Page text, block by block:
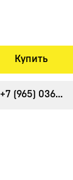
Купить
+7 (965) 036...